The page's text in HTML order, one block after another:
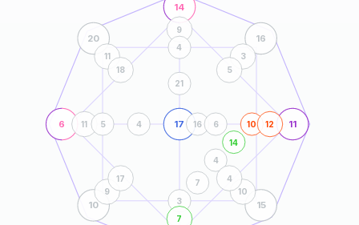
6
14
11
17
20 16
10 15
3
7
4
14
10
11
9
12
7
5
4
16 6
4
21
11
18
3
5
9
17
10
4